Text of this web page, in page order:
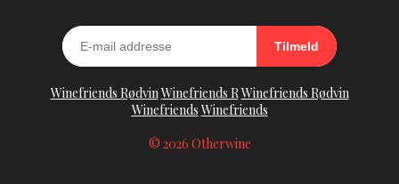
Tilmeld
Winefriends RødvinWinefriends RWinefriends Rødvin
WinefriendsWinefriends
© 2026 Otherwine